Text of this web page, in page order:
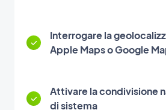
Interrogare la
Apple Maps o Google
Attivare la condivisione
di sistema